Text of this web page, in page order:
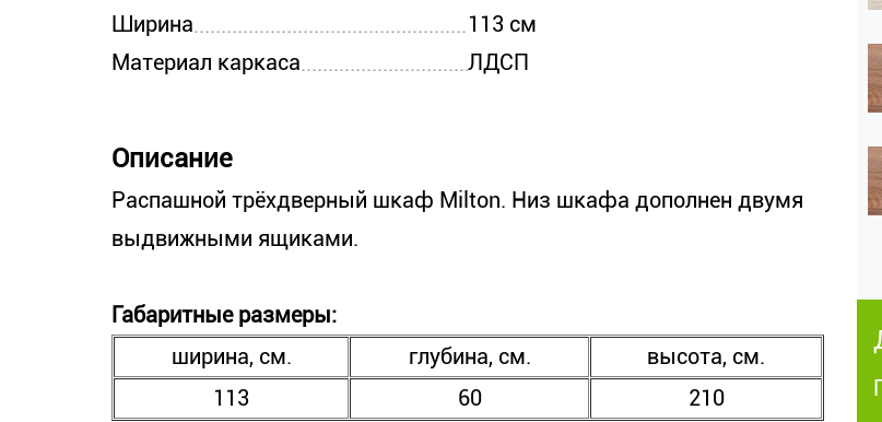
Ширина
113 см
Материал каркаса
ЛДСП
Описание
Распашной трёхдверный шкаф Milton. Низ шкафа дополнен двумя
выдвижными ящиками.
Габаритные размеры:
ширина, см.
глубина, см.
высота, см.
113
60 210